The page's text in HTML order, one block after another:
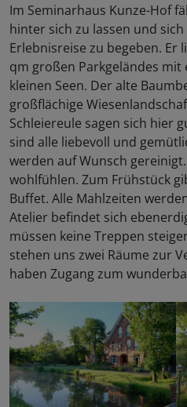
Im Seminarhaus Kunze-Hof
hinter sich zu lassen und
Erlebnisreise zu begeben. Er
qm großen Parkgeländes
kleinen Seen. Der alte
großflächige
Schleiereule sagen sich hier
sind alle liebevoll und
werden auf Wunsch
wohlfühlen. Zum Frühstück
Buffet. Alle Mahlzeiten
Atelier befindet sich
müssen keine Treppen
stehen uns zwei Räume zur
haben Zugang zum